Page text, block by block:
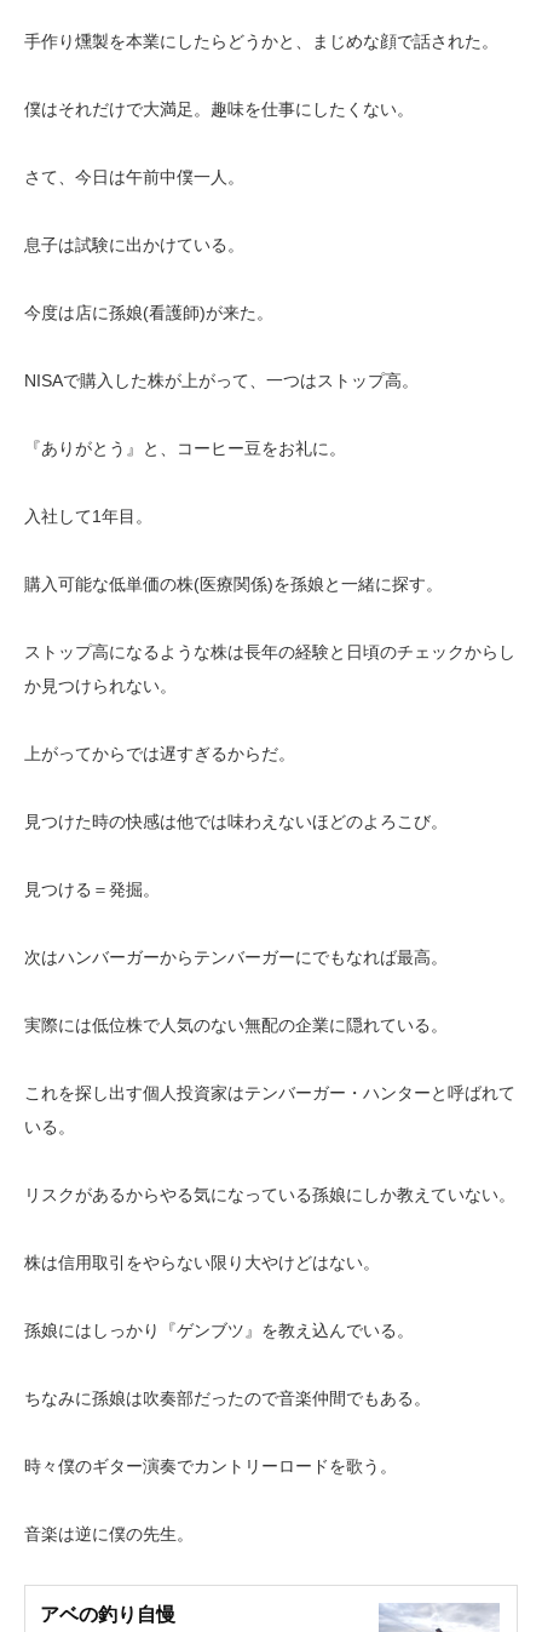
手作り燻製を本業にしたらどうかと、まじめな顔で話された。
僕はそれだけで大満足。趣味を仕事にしたくない。
さて、今日は午前中僕一人。
息子は試験に出かけている。
今度は店に孫娘(看護師)が来た。
NISAで購入した株が上がって、一つはストップ高。
『ありがとう』と、コーヒー豆をお礼に。
入社して1年目。
購入可能な低単価の株(医療関係)を孫娘と一緒に探す。
ストップ高になるような株は長年の経験と日頃のチェックからし
か見つけられない。
上がってからでは遅すぎるからだ。
見つけた時の快感は他では味わえないほどのよろこび。
見つける＝発掘。
次はハンバーガーからテンバーガーにでもなれば最高。
実際には低位株で人気のない無配の企業に隠れている。
これを探し出す個人投資家はテンバーガー・ハンターと呼ばれて
いる。
リスクがあるからやる気になっている孫娘にしか教えていない。
株は信用取引をやらない限り大やけどはない。
孫娘にはしっかり『ゲンブツ』を教え込んでいる。
ちなみに孫娘は吹奏部だったので音楽仲間でもある。
時々僕のギター演奏でカントリーロードを歌う。
音楽は逆に僕の先生。
アベの釣り自慢